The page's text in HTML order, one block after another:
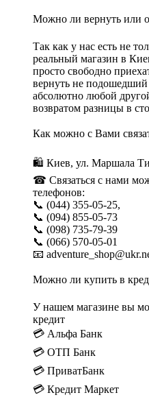
Можно ли вернуть или
Так как у нас есть не
реальный магазин в
просто свободно
вернуть не
абсолютно любой
возвратом разницы в
Как можно с Вами
🛍 Киев, ул. Маршала
☎ Связаться с нами
телефонов:
📞 (044) 355-05-25,
📞 (094) 855-05-73
📞 (098)
📞 (066) 570-05-01
📧
Можно ли купить в
У нашем магазине вы
кредит
💳 Альфа Банк
💳 ОТП
💳 ПриватБанк
💳 Кредит Маркет